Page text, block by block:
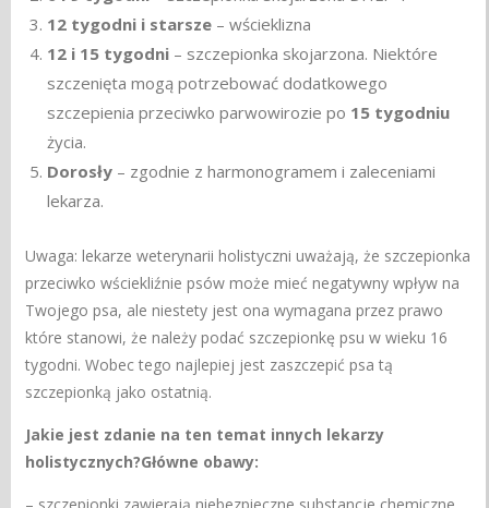
12 tygodni i starsze – wścieklizna
12 i 15 tygodni – szczepionka skojarzona. Niektóre
szczenięta mogą potrzebować dodatkowego
szczepienia przeciwko parwowirozie po 15 tygodniu
życia.
Dorosły – zgodnie z harmonogramem i zaleceniami
lekarza.
Uwaga: lekarze weterynarii holistyczni uważają, że szczepionka
przeciwko wściekliźnie psów może mieć negatywny wpływ na
Twojego psa, ale niestety jest ona wymagana przez prawo
które stanowi, że należy podać szczepionkę psu w wieku 16
tygodni. Wobec tego najlepiej jest zaszczepić psa tą
szczepionką jako ostatnią.
Jakie jest zdanie na ten temat innych lekarzy
holistycznych?Główne obawy:
– szczepionki zawierają niebezpieczne substancje chemiczne